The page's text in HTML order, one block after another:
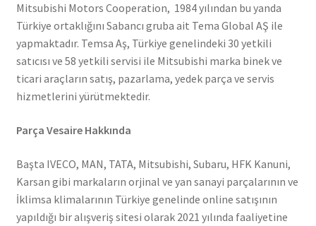
Mitsubishi Motors Cooperation, 1984 yılından bu yanda
Türkiye ortaklığını Sabancı gruba ait Tema Global AŞ ile
yapmaktadır. Temsa Aş, Türkiye genelindeki 30 yetkili
satıcısı ve 58 yetkili servisi ile Mitsubishi marka binek ve
ticari araçların satış, pazarlama, yedek parça ve servis
hizmetlerini yürütmektedir.
Parça Vesaire Hakkında
Başta IVECO, MAN, TATA, Mitsubishi, Subaru, HFK Kanuni,
Karsan gibi markaların orjinal ve yan sanayi parçalarının ve
İklimsa klimalarının Türkiye genelinde online satışının
yapıldığı bir alışveriş sitesi olarak 2021 yılında faaliyetine